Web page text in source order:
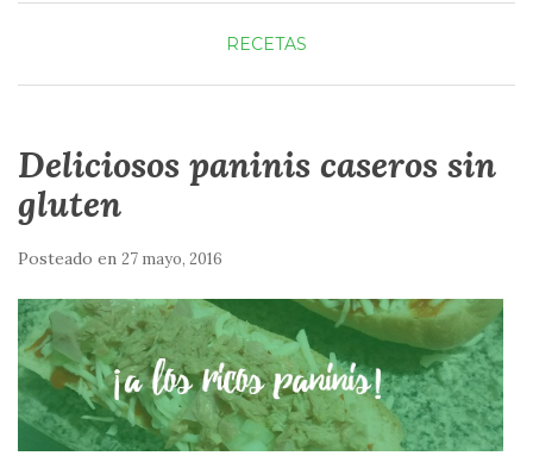
RECETAS
Deliciosos paninis caseros sin
gluten
Posteado en 27 mayo, 2016